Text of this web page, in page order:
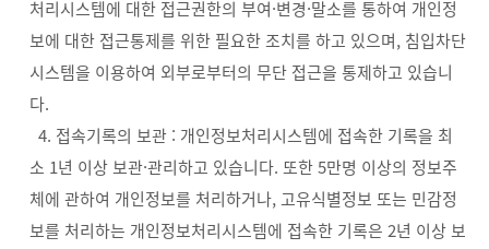
처리시스템에 대한 접근권한의 부여·변경·말소를 통하여 개인정
보에 대한 접근통제를 위한 필요한 조치를 하고 있으며, 침입차단
시스템을 이용하여 외부로부터의 무단 접근을 통제하고 있습니
다.
4. 접속기록의 보관 : 개인정보처리시스템에 접속한 기록을 최
소 1년 이상 보관·관리하고 있습니다. 또한 5만명 이상의 정보주
체에 관하여 개인정보를 처리하거나, 고유식별정보 또는 민감정
보를 처리하는 개인정보처리시스템에 접속한 기록은 2년 이상 보